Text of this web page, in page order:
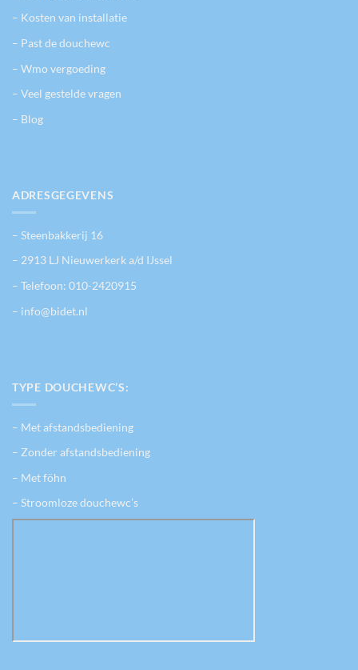
– Kosten van installatie
– Past de douchewc
– Wmo vergoeding
– Veel gestelde vragen
– Blog
ADRESGEGEVENS
– Steenbakkerij 16
– 2913 LJ Nieuwerkerk a/d IJssel
– Telefoon: 010-2420915
– info@bidet.nl
TYPE DOUCHEWC’S:
– Met afstandsbediening
– Zonder afstandsbediening
– Met föhn
– Stroomloze douchewc’s